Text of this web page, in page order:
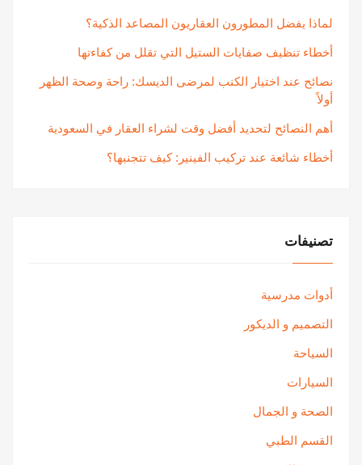
لماذا يفضل المطورون العقاريون المصاعد الذكية؟
أخطاء تنظيف صفايات الستيل التي تقلل من كفاءتها
نصائح عند اختيار الكنب لمرضى الديسك: راحة وصحة الظهر
أولاً
أهم النصائح لتحديد أفضل وقت لشراء العقار في السعودية
أخطاء شائعة عند تركيب الفينير: كيف تتجنبها؟
تصنيفات
أدوات مدرسية
التصميم و الديكور
السياحة
السيارات
الصحة و الجمال
القسم الطبي